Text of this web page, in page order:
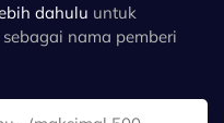
dahulu untuk
nama pemberi